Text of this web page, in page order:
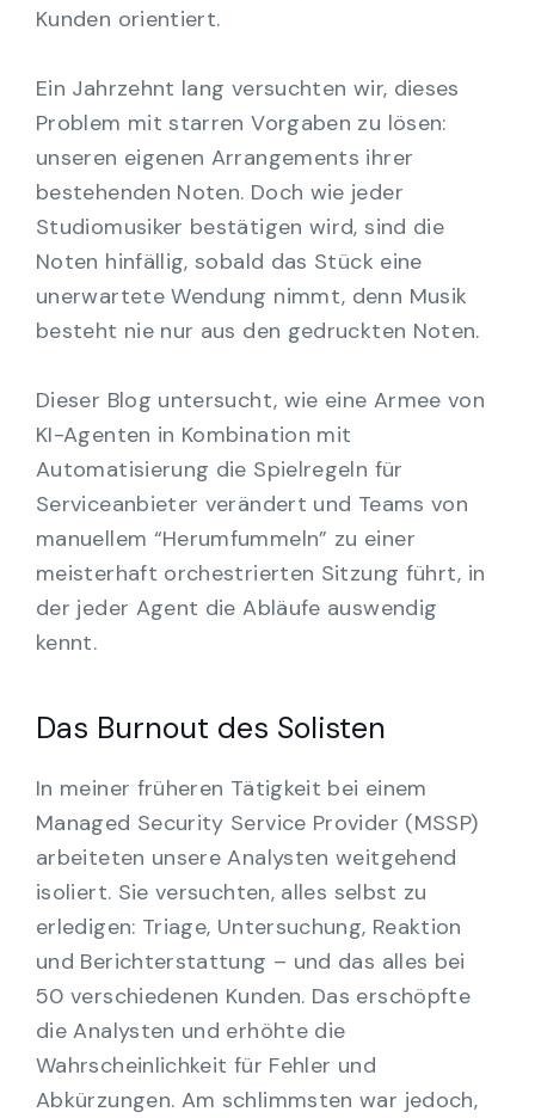
Kunden orientiert.
Ein Jahrzehnt lang versuchten wir, dieses
Problem mit starren Vorgaben zu lösen:
unseren eigenen Arrangements ihrer
bestehenden Noten. Doch wie jeder
Studiomusiker bestätigen wird, sind die
Noten hinfällig, sobald das Stück eine
unerwartete Wendung nimmt, denn Musik
besteht nie nur aus den gedruckten Noten.
Dieser Blog untersucht, wie eine Armee von
KI-Agenten in Kombination mit
Automatisierung die Spielregeln für
Serviceanbieter verändert und Teams von
manuellem “Herumfummeln” zu einer
meisterhaft orchestrierten Sitzung führt, in
der jeder Agent die Abläufe auswendig
kennt.
Das Burnout des Solisten
In meiner früheren Tätigkeit bei einem
Managed Security Service Provider (MSSP)
arbeiteten unsere Analysten weitgehend
isoliert. Sie versuchten, alles selbst zu
erledigen: Triage, Untersuchung, Reaktion
und Berichterstattung – und das alles bei
50 verschiedenen Kunden. Das erschöpfte
die Analysten und erhöhte die
Wahrscheinlichkeit für Fehler und
Abkürzungen. Am schlimmsten war jedoch,